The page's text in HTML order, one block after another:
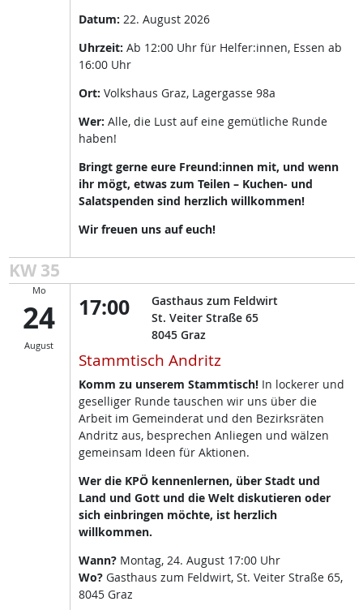
Datum: 22. August 2026
Uhrzeit: Ab 12:00 Uhr für Helfer:innen, Essen ab
16:00 Uhr
Ort: Volkshaus Graz, Lagergasse 98a
Wer: Alle, die Lust auf eine gemütliche Runde
haben!
Bringt gerne eure Freund:innen mit, und wenn
ihr mögt, etwas zum Teilen – Kuchen- und
Salatspenden sind herzlich willkommen!
Wir freuen uns auf euch!
KW 35
Mo
24
August
17:00
Gasthaus zum Feldwirt
St. Veiter Straße 65
8045 Graz
Stammtisch Andritz
Komm zu unserem Stammtisch!In lockerer und
geselliger Runde tauschen wir uns über die
Arbeit im Gemeinderat und den Bezirksräten
Andritz aus, besprechen Anliegen und wälzen
gemeinsam Ideen für Aktionen.
Wer die KPÖ kennenlernen, über Stadt und
Land und Gott und die Welt diskutieren oder
sich einbringen möchte, ist herzlich
willkommen.
Wann?Montag, 24. August 17:00 Uhr
Wo?Gasthaus zum Feldwirt, St. Veiter Straße 65,
8045 Graz